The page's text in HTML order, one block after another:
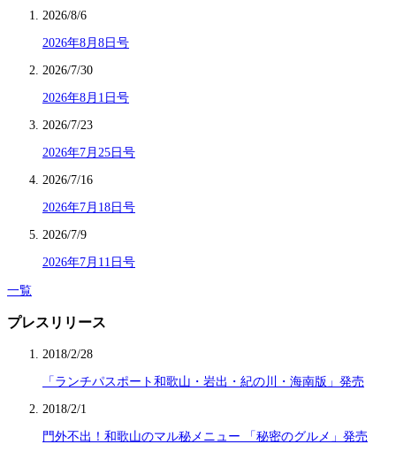
2026/8/6
2026年8月8日号
2026/7/30
2026年8月1日号
2026/7/23
2026年7月25日号
2026/7/16
2026年7月18日号
2026/7/9
2026年7月11日号
一覧
プレスリリース
2018/2/28
「ランチパスポート和歌山・岩出・紀の川・海南版」発売
2018/2/1
門外不出！和歌山のマル秘メニュー 「秘密のグルメ」発売